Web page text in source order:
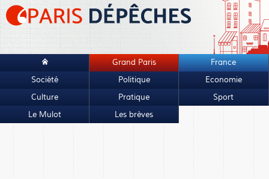
Grand Paris
France
Société
Politique
Economie
Culture
Pratique
Sport
Le Mulot
Les brèves